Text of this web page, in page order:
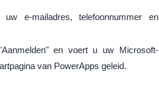
e-mailadres, telefoonnummer en
en voert u uw Microsoft-
van PowerApps geleid.